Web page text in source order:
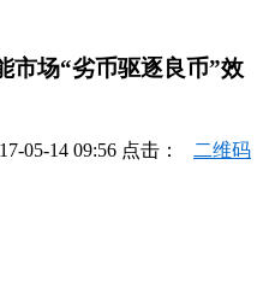
市场“劣币驱逐良币”效
05-14 09:56 点击： 二维码